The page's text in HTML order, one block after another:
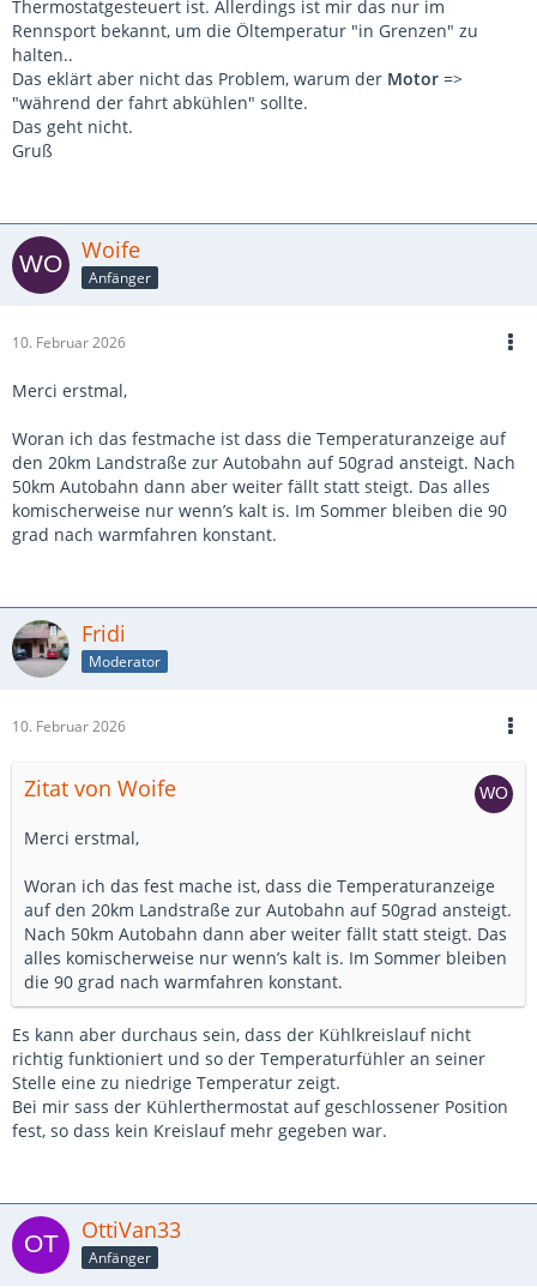
Thermostatgesteuert ist. Allerdings ist mir das nur im
Rennsport bekannt, um die Öltemperatur "in Grenzen" zu
halten..
Das eklärt aber nicht das Problem, warum der Motor =>
"während der fahrt abkühlen" sollte.
Das geht nicht.
Gruß
Woife
Anfänger
10. Februar 2026
Merci erstmal,
Woran ich das festmache ist dass die Temperaturanzeige auf
den 20km Landstraße zur Autobahn auf 50grad ansteigt. Nach
50km Autobahn dann aber weiter fällt statt steigt. Das alles
komischerweise nur wenn’s kalt is. Im Sommer bleiben die 90
grad nach warmfahren konstant.
Fridi
Moderator
10. Februar 2026
Zitat von Woife
Merci erstmal,
Woran ich das fest mache ist, dass die Temperaturanzeige
auf den 20km Landstraße zur Autobahn auf 50grad ansteigt.
Nach 50km Autobahn dann aber weiter fällt statt steigt. Das
alles komischerweise nur wenn’s kalt is. Im Sommer bleiben
die 90 grad nach warmfahren konstant.
Es kann aber durchaus sein, dass der Kühlkreislauf nicht
richtig funktioniert und so der Temperaturfühler an seiner
Stelle eine zu niedrige Temperatur zeigt.
Bei mir sass der Kühlerthermostat auf geschlossener Position
fest, so dass kein Kreislauf mehr gegeben war.
OttiVan33
Anfänger